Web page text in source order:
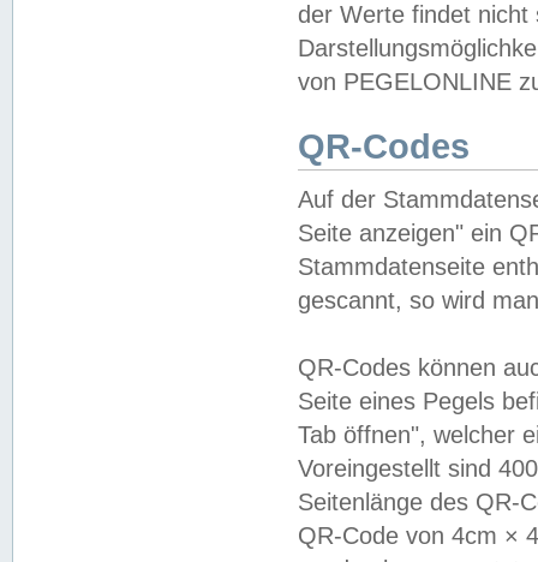
der Werte findet
von PEGELONLINE
QR-Codes
Auf der
Seite anzeigen" ein
Stammdatenseite
gescannt, so wird
QR-Codes können
Seite eines Pegels
Tab öffnen", welcher
Voreingestellt sind
Seitenlänge des QR-
QR-Code von 4cm ×